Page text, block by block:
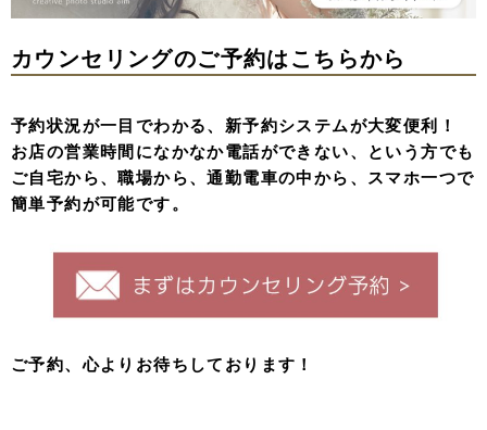
カウンセリングのご予約はこちらから
予約状況が一目でわかる、新予約システムが大変便利！
お店の営業時間になかなか電話ができない、という方でも
ご自宅から、職場から、通勤電車の中から、スマホ一つで
簡単予約が可能です。
ご予約、心よりお待ちしております！